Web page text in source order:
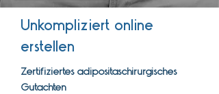
Unkompliziert online
erstellen
Zertifiziertes adipositaschirurgisches
Gutachten